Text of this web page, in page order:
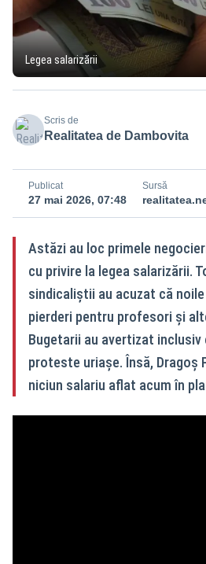
Legea salarizării
Scris de
Realitatea de Dambovita
Publicat
27 mai 2026, 07:48
Sursă
Astăzi au loc primele
cu privire la legea salarizării.
sindicaliștii au acuzat că
pierderi pentru profesori și
Bugetarii au avertizat
proteste uriașe. Însă, Dragoș
niciun salariu aflat acum în